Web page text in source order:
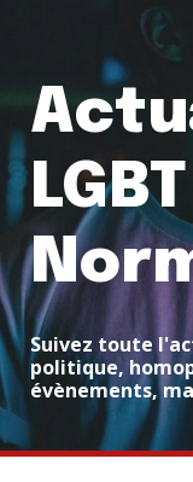
Suivez toute
politique,
évènements,